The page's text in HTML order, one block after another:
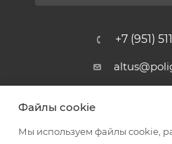
+7 (951)
Ростовская обл,
Кольцо, 3, ТЦ
Файлы cookie
Мы используем файлы cookie,